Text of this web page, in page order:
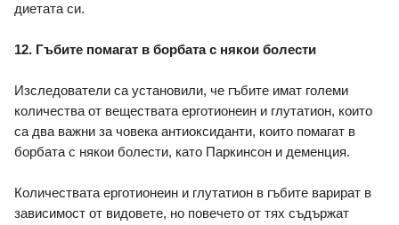
диетата си.
12. Гъбите помагат в борбата с някои болести
Изследователи са установили, че гъбите имат големи
количества от веществата ерготионеин и глутатион, които
са два важни за човека антиоксиданти, които помагат в
борбата с някои болести, като Паркинсон и деменция.
Количествата ерготионеин и глутатион в гъбите варират в
зависимост от видовете, но повечето от тях съдържат